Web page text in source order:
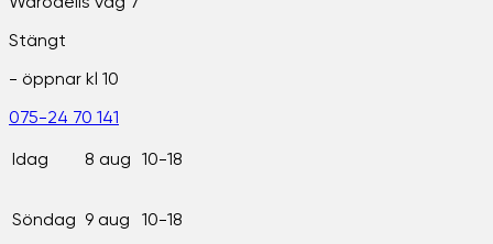
Stängt
- öppnar kl 10
075-24 70 141
Idag 8 aug 10-18
Söndag 9 aug 10-18